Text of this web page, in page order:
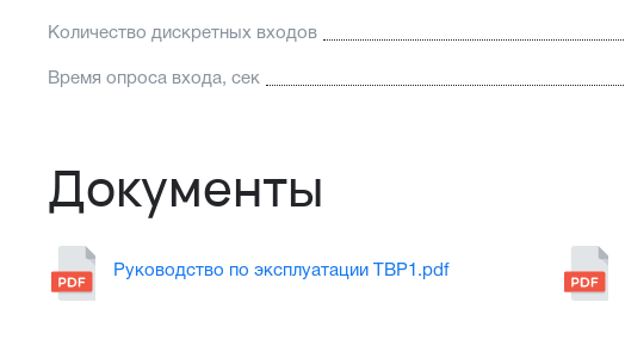
Количество дискретных входов
Время опроса входа, сек
Документы
Руководство по эксплуатации ТВР1.pdf